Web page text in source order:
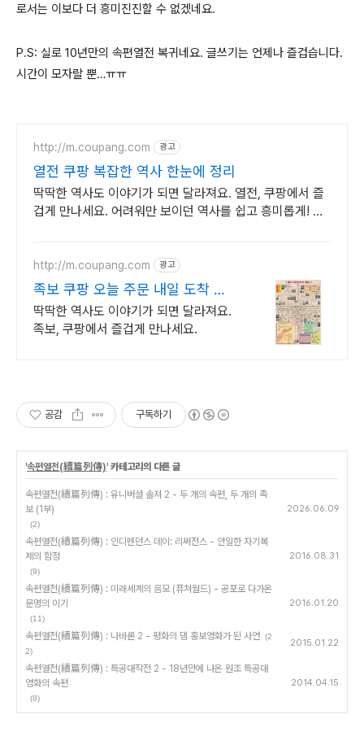
로서는 이보다 더 흥미진진할 수 없겠네요.
P.S: 실로 10년만의 속편열전 복귀네요. 글쓰기는 언제나 즐겁습니다.
시간이 모자랄 뿐…ㅠㅠ
http://m.coupang.com 광고
열전 쿠팡 복잡한 역사 한눈에 정리
딱딱한 역사도 이야기가 되면 달라져요. 열전, 쿠팡에서 즐
겁게 만나세요. 어려워만 보이던 역사를 쉽고 흥미롭게! 와
http://m.coupang.com 광고
족보 쿠팡 오늘 주문 내일 도착 바
로!
딱딱한 역사도 이야기가 되면 달라져요.
족보, 쿠팡에서 즐겁게 만나세요.
공감 구독하기
'속편열전(續篇列傳)' 카테고리의 다른 글
속편열전(續篇列傳) : 유니버셜 솔져 2 - 두 개의 속편, 두 개의 족
보 (1부)
(2)
2026.06.09
속편열전(續篇列傳) : 인디펜던스 데이: 리써전스 - 안일한 자기복
제의 함정
(9)
2016.08.31
속편열전(續篇列傳) : 미래세계의 음모 (퓨쳐월드) - 공포로 다가온
문명의 이기
(11)
2016.01.20
속편열전(續篇列傳) : 나바론 2 - 평화의 댐 홍보영화가 된 사연 (2
2)
2015.01.22
속편열전(續篇列傳) : 특공대작전 2 - 18년만에 나온 원조 특공대
영화의 속편
(8)
2014.04.15